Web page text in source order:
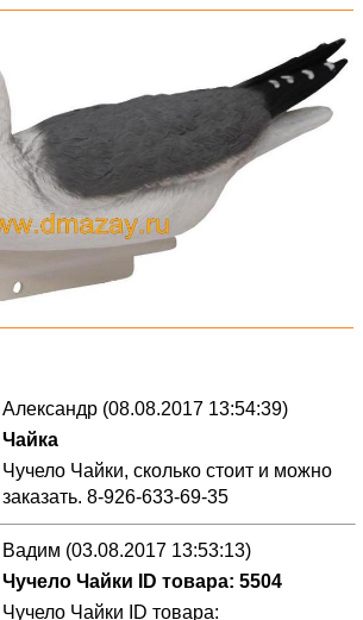
Александр (08.08.2017 13:54:39)
Чайка
Чучело Чайки, сколько стоит и можно
заказать. 8-926-633-69-35
Вадим (03.08.2017 13:53:13)
Чучело Чайки ID товара: 5504
Чучело Чайки ID товара: